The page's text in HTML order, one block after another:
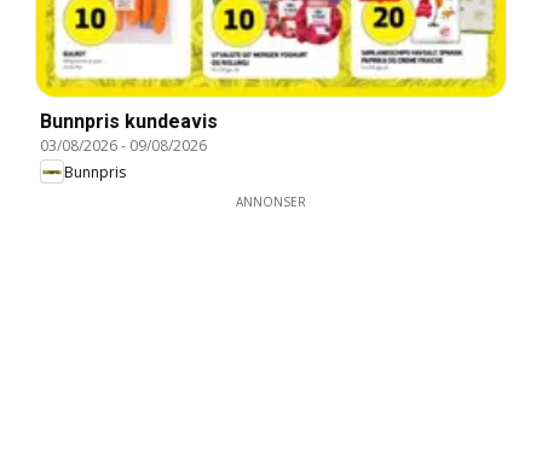
Bunnpris kundeavis
03/08/2026- 09/08/2026
Bunnpris
ANNONSER